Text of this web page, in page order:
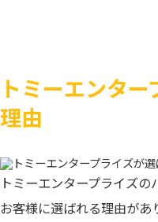
トミーエンタ
理由
トミーエンタープライズ
お客様に選ばれる理由が